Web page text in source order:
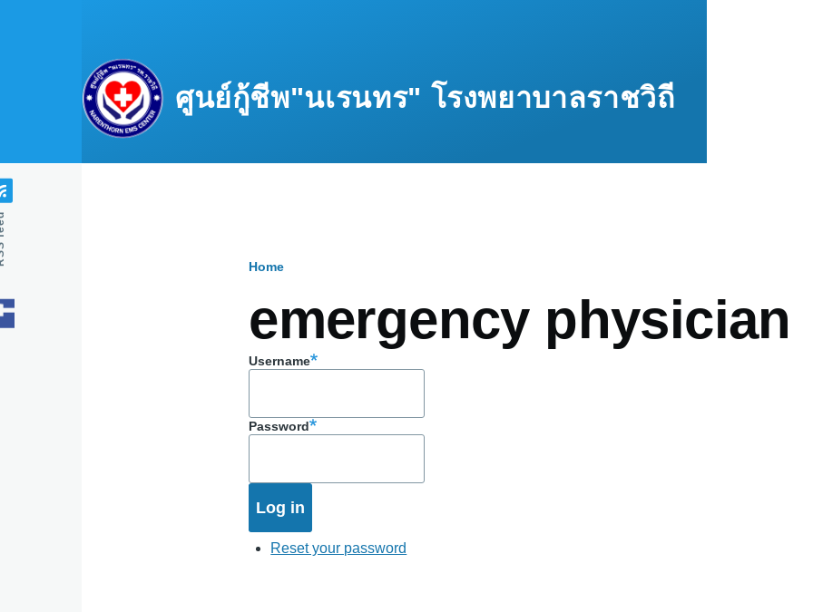
ศูนย์กู้ชีพ"นเรนทร" โรงพยาบาลราชวิถี
Home
emergency physician
Username
Password
Reset your password